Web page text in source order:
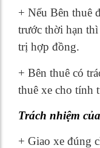
+ Nếu Bên thuê
trước thời hạn
trị hợp đồng.
+ Bên thuê có
thuê xe cho tính
Trách nhiệm
+ Giao xe đúng